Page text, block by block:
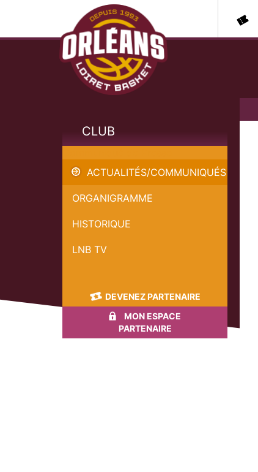
CLUB
ACTUALITÉS/COMMUNIQUÉS
ORGANIGRAMME
HISTORIQUE
LNB TV
DEVENEZ PARTENAIRE
MON ESPACE
PARTENAIRE